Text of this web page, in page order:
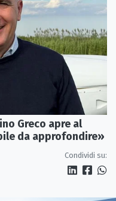
Greco apre al
da approfondire»
Condividi su: